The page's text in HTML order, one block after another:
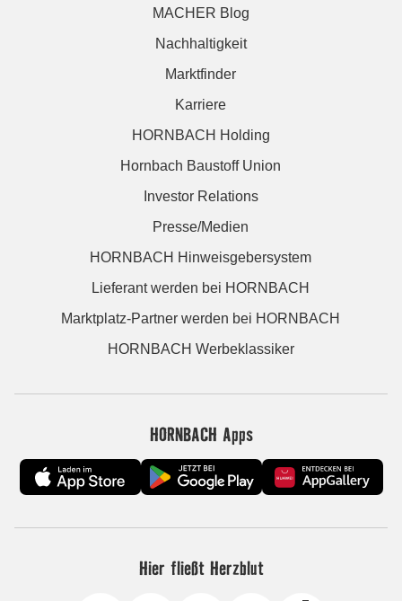
MACHER Blog
Nachhaltigkeit
Marktfinder
Karriere
HORNBACH Holding
Hornbach Baustoff Union
Investor Relations
Presse/Medien
HORNBACH Hinweisgebersystem
Lieferant werden bei HORNBACH
Marktplatz-Partner werden bei HORNBACH
HORNBACH Werbeklassiker
HORNBACH Apps
Hier fließt Herzblut